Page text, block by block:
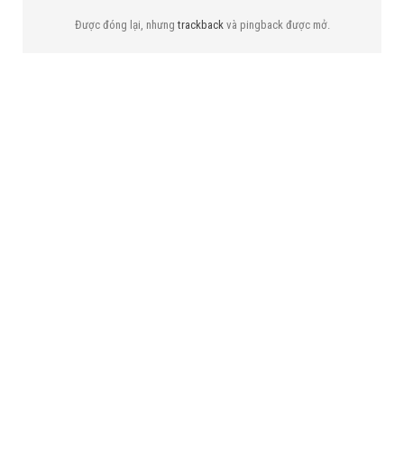
Được đóng lại, nhưngtrackback và pingback được mở.